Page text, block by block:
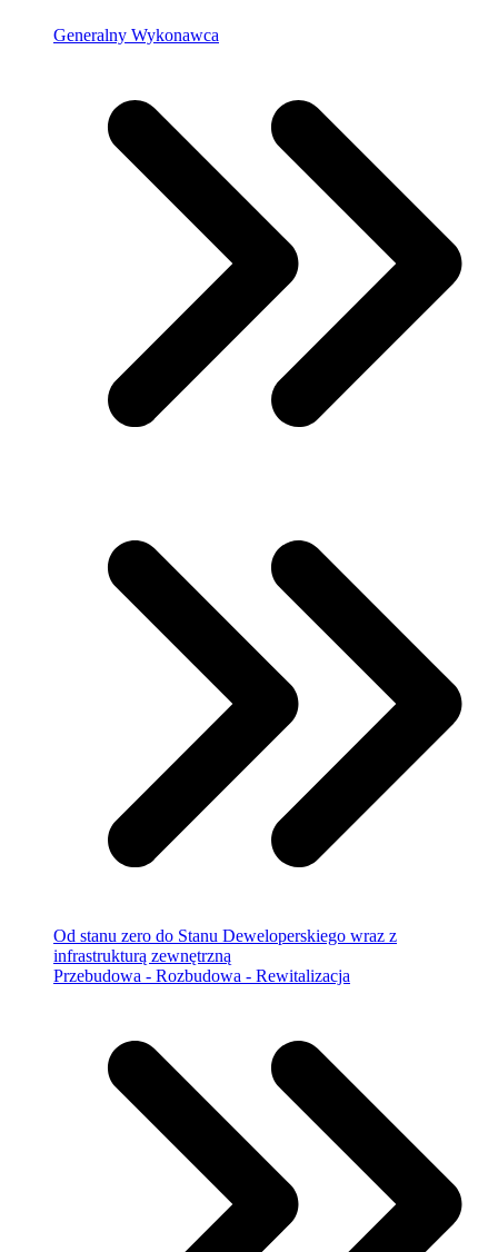
Generalny Wykonawca
Od stanu zero do Stanu Deweloperskiego wraz z
infrastrukturą zewnętrzną
Przebudowa - Rozbudowa - Rewitalizacja